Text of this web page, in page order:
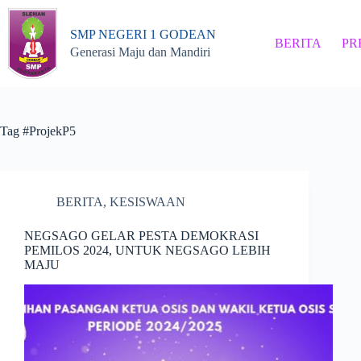
Skip
content
SMP NEGERI 1 GODEAN
Generasi Maju dan Mandiri
BERITA
Tag #ProjekP5
BERITA, KESISWAAN
NEGSAGO GELAR PESTA DEMOKRASI
PEMILOS 2024, UNTUK NEGSAGO LEBIH
MAJU